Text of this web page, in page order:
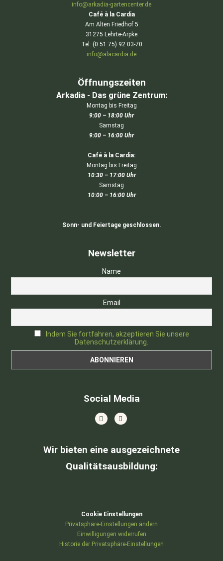
info@arkadia-gartencenter.de
Café à la Cardia
Am Alten Friedhof 5
31275 Lehrte-Arpke
Tel: (0 51 75) 92 03-70
info@alacardia.de
Öffnungszeiten
Arkadia - Das grüne Zentrum:
Montag bis Freitag
9:00 – 18:00 Uhr
Samstag
9:00 – 16:00 Uhr
Café à la Cardia:
Montag bis Freitag
10:30 – 17:00 Uhr
Samstag
10:00 – 16:00 Uhr
Sonn- und Feiertage geschlossen.
Newsletter
Name
Email
Indem Sie fortfahren, akzeptieren Sie unsere
Datenschutzerklärung.
Social Media
Wir bieten eine ausgezeichnete
Qualitätsausbildung:
Cookie Einstellungen
Privatsphäre-Einstellungen ändern
Einwilligungen widerrufen
Historie der Privatsphäre-Einstellungen